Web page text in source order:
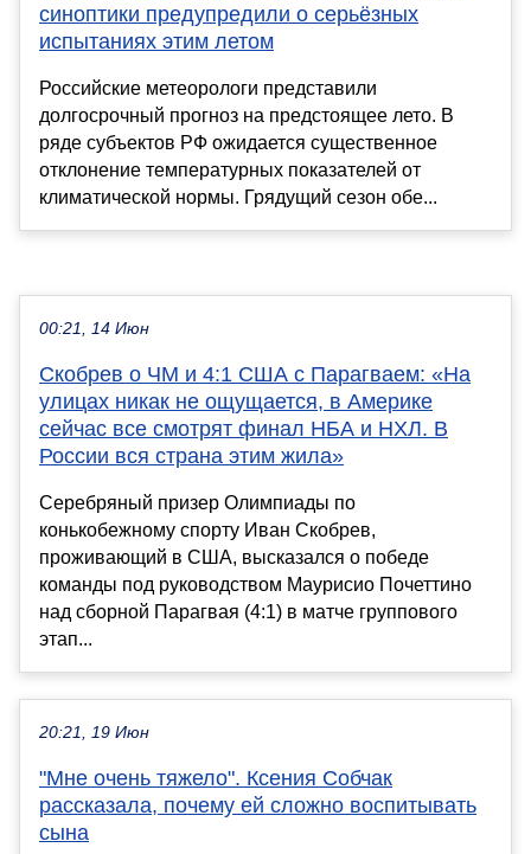
синоптики предупредили о серьёзных
испытаниях этим летом
Российские метеорологи представили
долгосрочный прогноз на предстоящее лето. В
ряде субъектов РФ ожидается существенное
отклонение температурных показателей от
климатической нормы. Грядущий сезон обе...
00:21, 14 Июн
Скобрев о ЧМ и 4:1 США с Парагваем: «На
улицах никак не ощущается, в Америке
сейчас все смотрят финал НБА и НХЛ. В
России вся страна этим жила»
Серебряный призер Олимпиады по
конькобежному спорту Иван Скобрев,
проживающий в США, высказался о победе
команды под руководством Маурисио Почеттино
над сборной Парагвая (4:1) в матче группового
этап...
20:21, 19 Июн
"Мне очень тяжело". Ксения Собчак
рассказала, почему ей сложно воспитывать
сына